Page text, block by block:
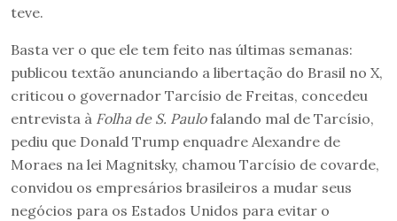
teve.
Basta ver o que ele tem feito nas últimas semanas:
publicou textão anunciando a libertação do Brasil no X,
criticou o governador Tarcísio de Freitas, concedeu
entrevista à Folha de S. Paulofalando mal de Tarcísio,
pediu que Donald Trump enquadre Alexandre de
Moraes na lei Magnitsky, chamou Tarcísio de covarde,
convidou os empresários brasileiros a mudar seus
negócios para os Estados Unidos para evitar o